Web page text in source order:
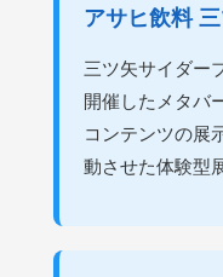
アサヒ飲料
三ツ矢サイダー
開催したメタバ
コンテンツの展
動させた体験型